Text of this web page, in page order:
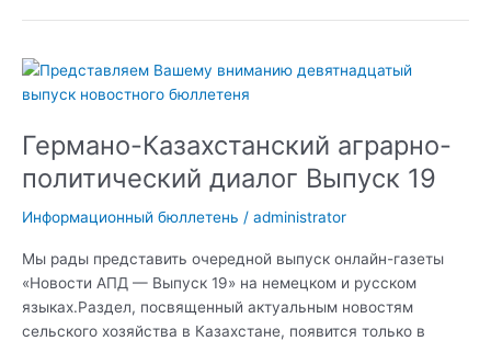
Германо-Казахстанский аграрно-
политический диалог Выпуск 19
Информационный бюллетень / administrator
Мы рады представить очередной выпуск онлайн-газеты
«Новости АПД — Выпуск 19» на немецком и русском
языках.Раздел, посвященный актуальным новостям
сельского хозяйства в Казахстане, появится только в
Германо-
Казахстанский
политический
диалог
Выпуск
19